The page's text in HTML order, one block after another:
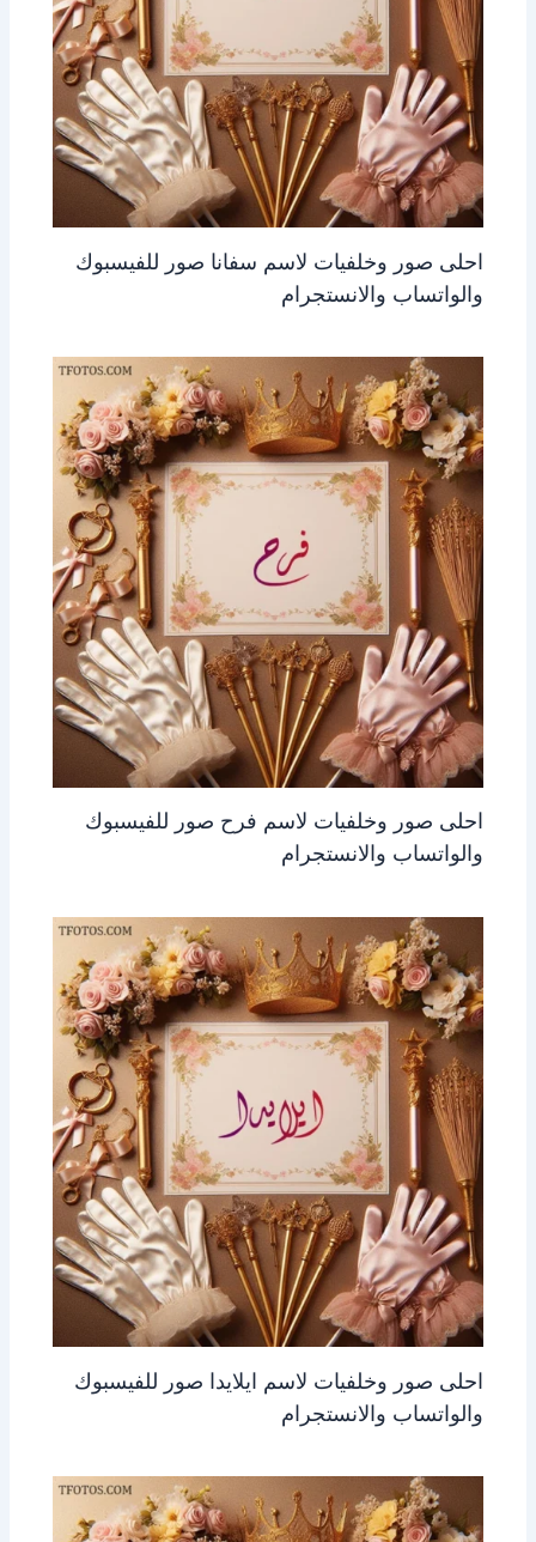
احلى صور وخلفيات لاسم سفانا صور للفيسبوك
والواتساب والانستجرام
احلى صور وخلفيات لاسم فرح صور للفيسبوك
والواتساب والانستجرام
احلى صور وخلفيات لاسم ايلايدا صور للفيسبوك
والواتساب والانستجرام